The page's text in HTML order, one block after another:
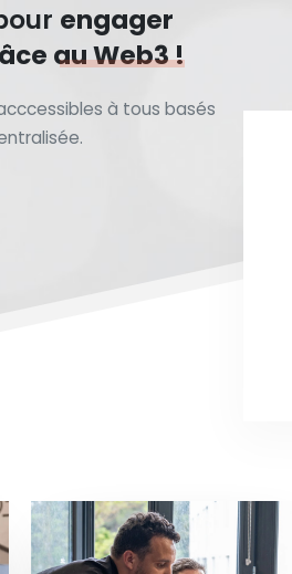
engager
au Web3 !
à tous basés